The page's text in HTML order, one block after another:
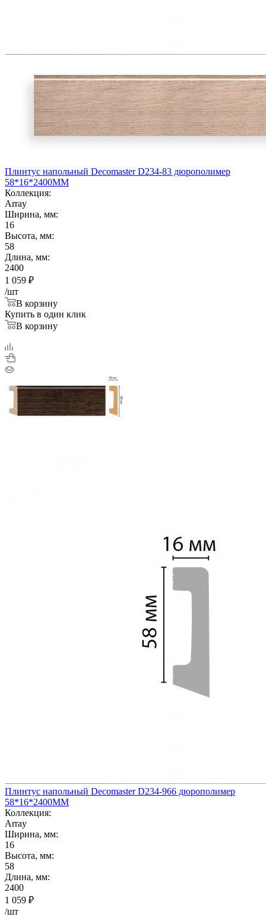
Плинтус напольный Decomaster D234-83 дюрополимер
58*16*2400ММ
Коллекция:
Array
Ширина, мм:
16
Высота, мм:
58
Длина, мм:
2400
1 059 ₽
/шт
В корзину
Купить в один клик
В корзину
Плинтус напольный Decomaster D234-966 дюрополимер
58*16*2400ММ
Коллекция:
Array
Ширина, мм:
16
Высота, мм:
58
Длина, мм:
2400
1 059 ₽
/шт